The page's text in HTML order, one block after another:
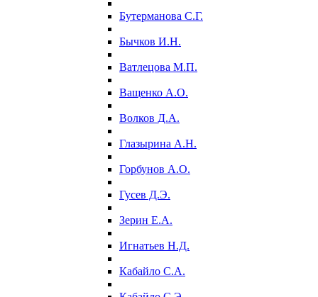
Бутерманова С.Г.
Бычков И.Н.
Ватлецова М.П.
Ващенко А.О.
Волков Д.А.
Глазырина А.Н.
Горбунов А.О.
Гусев Д.Э.
Зерин Е.А.
Игнатьев Н.Д.
Кабайло С.А.